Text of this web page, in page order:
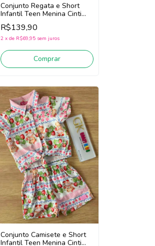
Conjunto Regata e Short
Infantil Teen Menina Cinti
22210 (Off White/Rosa)
R$139,90
2 x de R$69,95 sem juros
Comprar
Conjunto Camisete e Short
Infantil Teen Menina Cinti